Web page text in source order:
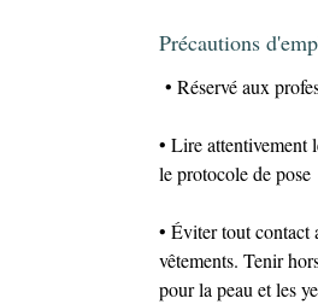
Précautions
• Réservé aux
• Lire attentivement
le protocole de pose
• Éviter tout contact
vêtements. Tenir
pour la peau et les